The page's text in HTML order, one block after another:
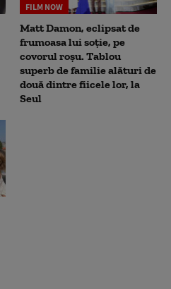
FILM NOW
Matt Damon, eclipsat de
frumoasa lui soție, pe
covorul roșu. Tablou
superb de familie alături de
două dintre fiicele lor, la
Seul